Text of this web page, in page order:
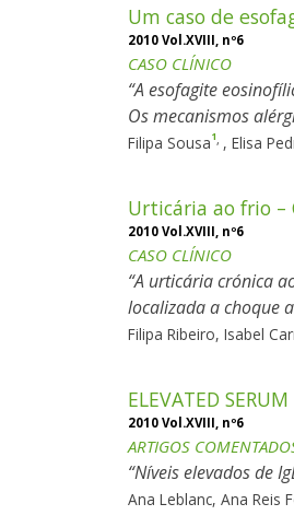
Um caso de
2010 Vol.XVIII, nº6
CASO CLÍNICO
A esofagite
Os mecanismos
Filipa Sousa1, , Elisa
Urticária ao frio –
2010 Vol.XVIII, nº6
CASO CLÍNICO
A urticária crónica
localizada a choque
Filipa Ribeiro, Isabel
ELEVATED
2010 Vol.XVIII, nº6
ARTIGOS
Níveis elevados de
Ana Leblanc, Ana Reis